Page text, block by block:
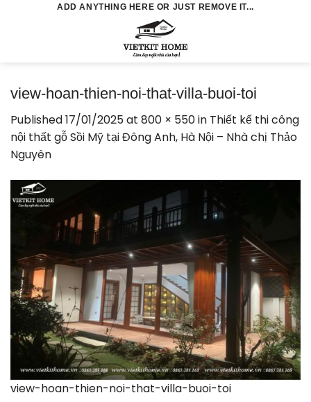
ADD ANYTHING HERE OR JUST REMOVE IT...
view-hoan-thien-noi-that-villa-buoi-toi
Published17/01/2025at 800 × 550in Thiết kế thi công
nội thất gỗ Sồi Mỹ tại Đông Anh, Hà Nội – Nhà chị Thảo
Nguyên
view-hoan-thien-noi-that-villa-buoi-toi